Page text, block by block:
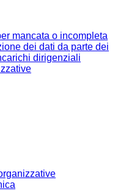
mancata o incompleta
dei dati da parte dei
dirigenziali